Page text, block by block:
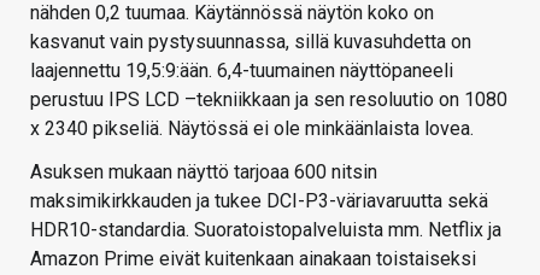
nähden 0,2 tuumaa. Käytännössä näytön koko on
kasvanut vain pystysuunnassa, sillä kuvasuhdetta on
laajennettu 19,5:9:ään. 6,4-tuumainen näyttöpaneeli
perustuu IPS LCD –tekniikkaan ja sen resoluutio on 1080
x 2340 pikseliä. Näytössä ei ole minkäänlaista lovea.
Asuksen mukaan näyttö tarjoaa 600 nitsin
maksimikirkkauden ja tukee DCI-P3-väriavaruutta sekä
HDR10-standardia. Suoratoistopalveluista mm. Netflix ja
Amazon Prime eivät kuitenkaan ainakaan toistaiseksi